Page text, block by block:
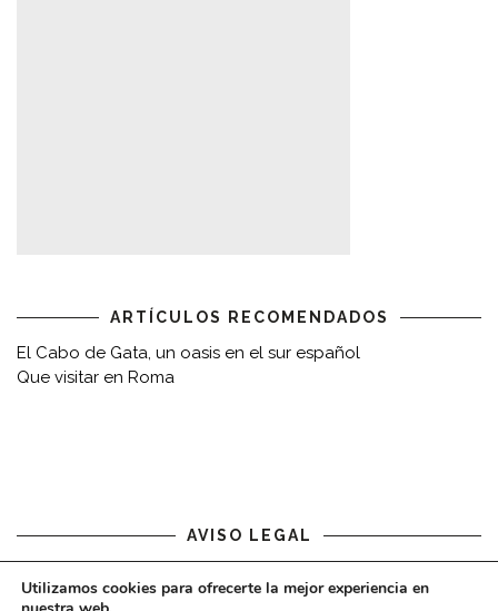
ARTÍCULOS RECOMENDADOS
El Cabo de Gata, un oasis en el sur español
Que visitar en Roma
AVISO LEGAL
Aviso legal
Utilizamos cookies para ofrecerte la mejor experiencia en